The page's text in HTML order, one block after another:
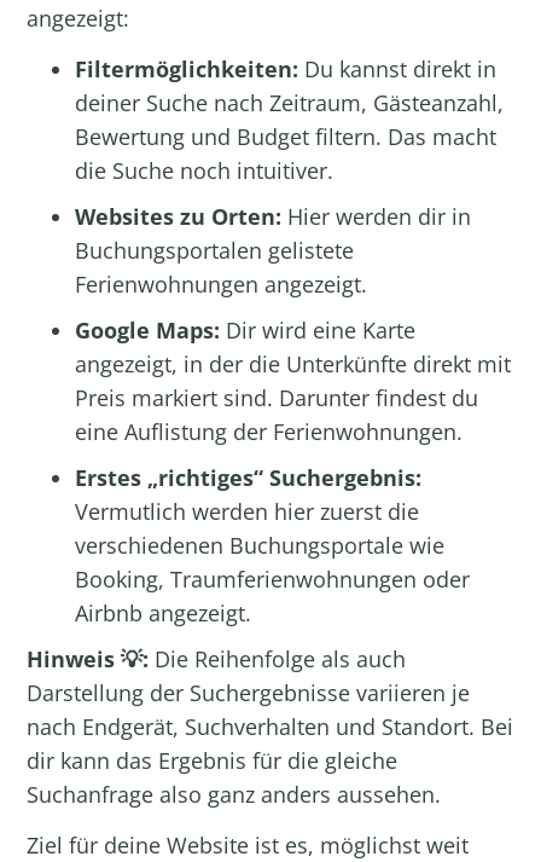
angezeigt:
Filtermöglichkeiten: Du kannst direkt in
deiner Suche nach Zeitraum, Gästeanzahl,
Bewertung und Budget filtern. Das macht
die Suche noch intuitiver.
Websites zu Orten: Hier werden dir in
Buchungsportalen gelistete
Ferienwohnungen angezeigt.
Google Maps: Dir wird eine Karte
angezeigt, in der die Unterkünfte direkt mit
Preis markiert sind. Darunter findest du
eine Auflistung der Ferienwohnungen.
Erstes „richtiges“ Suchergebnis:
Vermutlich werden hier zuerst die
verschiedenen Buchungsportale wie
Booking, Traumferienwohnungen oder
Airbnb angezeigt.
Hinweis 💡: Die Reihenfolge als auch
Darstellung der Suchergebnisse variieren je
nach Endgerät, Suchverhalten und Standort. Bei
dir kann das Ergebnis für die gleiche
Suchanfrage also ganz anders aussehen.
Ziel für deine Website ist es, möglichst weit